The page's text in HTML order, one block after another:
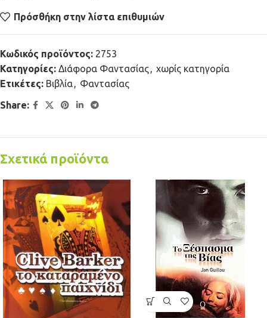
Πρόσθήκη στην λίστα επιθυμιών
Κωδικός προϊόντος: 2753
Κατηγορίες: Διάφορα Φαντασίας
χωρίς κατηγορία
Ετικέτες: Βιβλία
Φαντασίας
Share:
Σχετικά προϊόντα